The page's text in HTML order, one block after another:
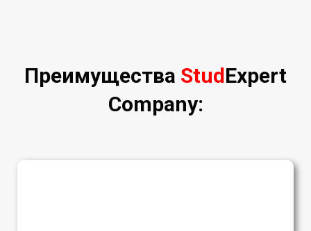
Преимущества StudExpert
Company: